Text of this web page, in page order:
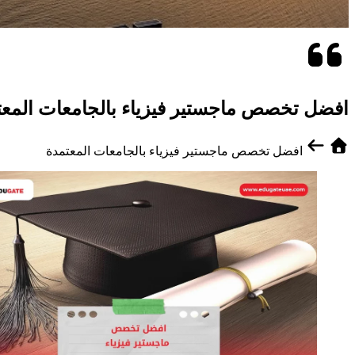
افضل تخصص ماجستير فيزياء بالجامعات
افضل تخصص ماجستير فيزياء بالجامعات المعتمدة